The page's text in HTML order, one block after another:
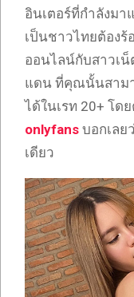
อินเตอร์ที่กำลังมา
เป็นชาวไทยต้อง
ออนไลน์กับสาวเน็
แดน ที่คุณนั้นสามา
ได้ในเรท 20+ โด
onlyfans บอกเลย
เดียว